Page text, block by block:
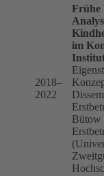
2018–
2022
Frühe
im
Bütow